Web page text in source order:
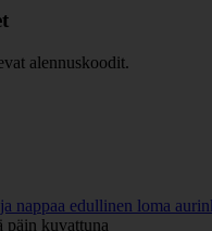
alennuskoodit.
nappaa edullinen loma